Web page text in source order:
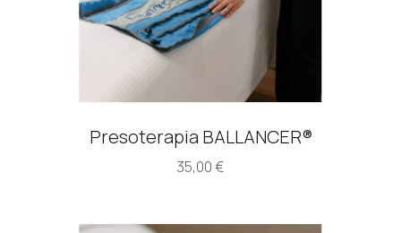
Presoterapia BALLANCER®
35,00€